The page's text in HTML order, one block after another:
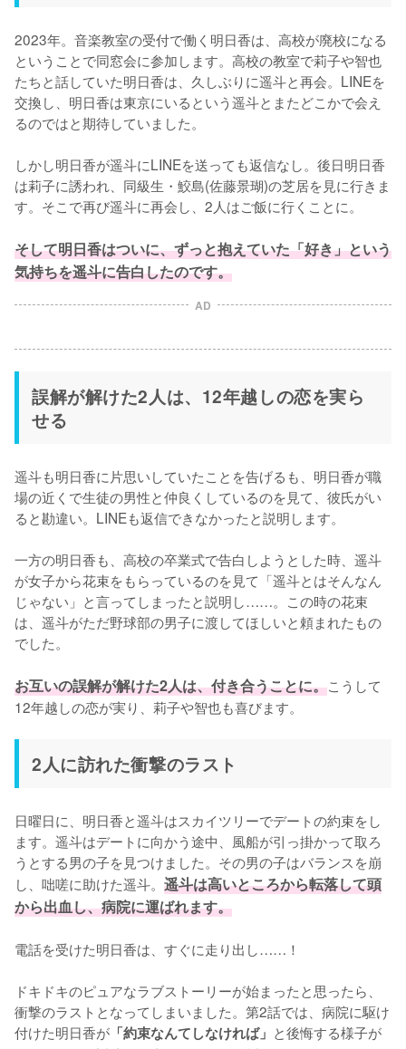
2023年。音楽教室の受付で働く明日香は、高校が廃校になる
ということで同窓会に参加します。高校の教室で莉子や智也
たちと話していた明日香は、久しぶりに遥斗と再会。LINEを
交換し、明日香は東京にいるという遥斗とまたどこかで会え
るのではと期待していました。
しかし明日香が遥斗にLINEを送っても返信なし。後日明日香
は莉子に誘われ、同級生・鮫島(佐藤景瑚)の芝居を見に行きま
す。そこで再び遥斗に再会し、2人はご飯に行くことに。
そして明日香はついに、ずっと抱えていた「好き」という
気持ちを遥斗に告白したのです。
AD
誤解が解けた2人は、12年越しの恋を実ら
せる
遥斗も明日香に片思いしていたことを告げるも、明日香が職
場の近くで生徒の男性と仲良くしているのを見て、彼氏がい
ると勘違い。LINEも返信できなかったと説明します。
一方の明日香も、高校の卒業式で告白しようとした時、遥斗
が女子から花束をもらっているのを見て「遥斗とはそんなん
じゃない」と言ってしまったと説明し……。この時の花束
は、遥斗がただ野球部の男子に渡してほしいと頼まれたもの
でした。
お互いの誤解が解けた2人は、付き合うことに。こうして
12年越しの恋が実り、莉子や智也も喜びます。
2人に訪れた衝撃のラスト
日曜日に、明日香と遥斗はスカイツリーでデートの約束をし
ます。遥斗はデートに向かう途中、風船が引っ掛かって取ろ
うとする男の子を見つけました。その男の子はバランスを崩
し、咄嗟に助けた遥斗。 遥斗は高いところから転落して頭
から出血し、病院に運ばれます。
電話を受けた明日香は、すぐに走り出し……！
ドキドキのピュアなラブストーリーが始まったと思ったら、
衝撃のラストとなってしまいました。第2話では、病院に駆け
付けた明日香が 「約束なんてしなければ」 と後悔する様子が